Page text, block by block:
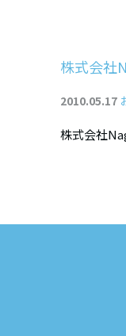
株式会社
2010.05.17
株式会社